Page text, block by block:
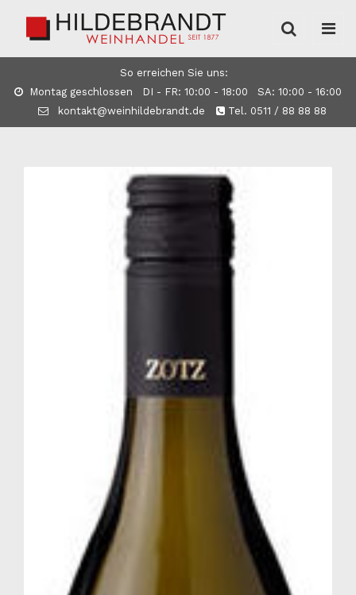
So erreichen Sie uns:
Montag geschlossen DI - FR: 10:00 - 18:00 SA: 10:00 - 16:00
kontakt@weinhildebrandt.de
Tel. 0511 / 88 88 88